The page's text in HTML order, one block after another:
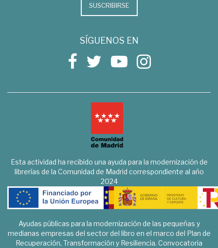
SUSCRIBIRSE
SÍGUENOS EN
Esta actividad ha recibido una ayuda para la modernización de
librerías de la Comunidad de Madrid correspondiente al año
2024
Ayudas públicas para la modernización de las pequeñas y
medianas empresas del sector del libro en el marco del Plan de
Recuperación, Transformación y Resiliencia. Convocatoria